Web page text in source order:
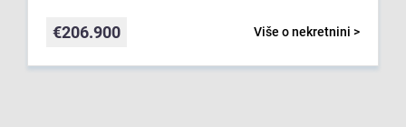
Više o nekretnini >
€206.900